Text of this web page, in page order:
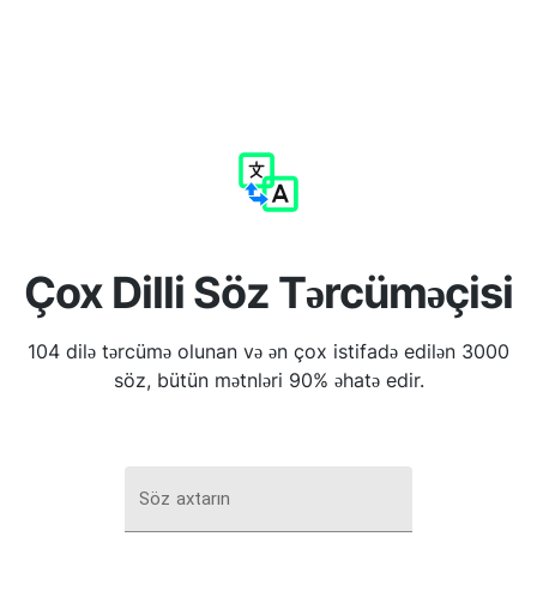
Çox Dilli Söz Tərcüməçisi
104 dilə tərcümə olunan və ən çox istifadə edilən 3000
söz, bütün mətnləri 90% əhatə edir.
Söz axtarın